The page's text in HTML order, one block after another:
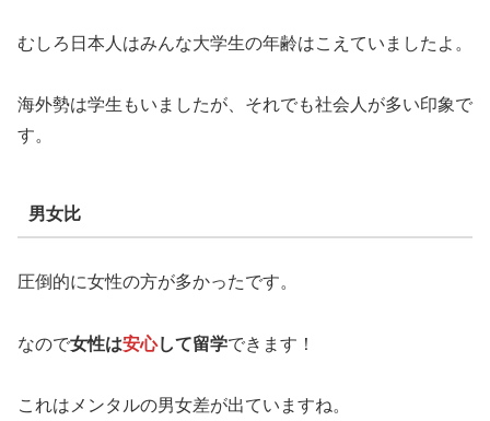
むしろ日本人はみんな大学生の年齢はこえていましたよ。
海外勢は学生もいましたが、それでも社会人が多い印象で
す。
男女比
圧倒的に女性の方が多かったです。
なので女性は安心して留学できます！
これはメンタルの男女差が出ていますね。